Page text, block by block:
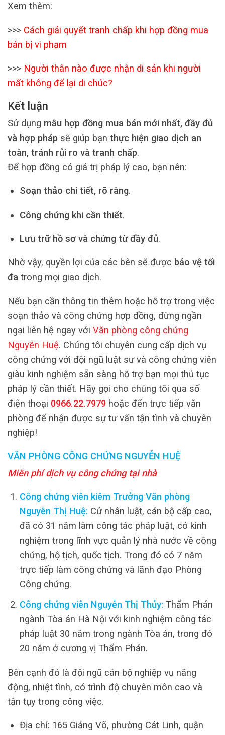
Xem thêm:
>>> Cách giải quyết tranh chấp khi hợp đồng mua
bán bị vi phạm
>>> Người thân nào được nhận di sản khi người
mất không để lại di chúc?
Kết luận
Sử dụng mẫu hợp đồng mua bán mới nhất, đầy đủ
và hợp pháp sẽ giúp bạn thực hiện giao dịch an
toàn, tránh rủi ro và tranh chấp.
Để hợp đồng có giá trị pháp lý cao, bạn nên:
Soạn thảo chi tiết, rõ ràng.
Công chứng khi cần thiết.
Lưu trữ hồ sơ và chứng từ đầy đủ.
Nhờ vậy, quyền lợi của các bên sẽ được bảo vệ tối
đa trong mọi giao dịch.
Nếu bạn cần thông tin thêm hoặc hỗ trợ trong việc
soạn thảo và công chứng hợp đồng, đừng ngần
ngại liên hệ ngay với Văn phòng công chứng
Nguyễn Huệ. Chúng tôi chuyên cung cấp dịch vụ
công chứng với đội ngũ luật sư và công chứng viên
giàu kinh nghiệm sẵn sàng hỗ trợ bạn mọi thủ tục
pháp lý cần thiết. Hãy gọi cho chúng tôi qua số
điện thoại 0966.22.7979 hoặc đến trực tiếp văn
phòng để nhận được sự tư vấn tận tình và chuyên
nghiệp!
VĂN PHÒNG CÔNG CHỨNG NGUYỄN HUỆ
Miễn phí dịch vụ công chứng tại nhà
Công chứng viên kiêm Trưởng Văn phòng
Nguyễn Thị Huệ: Cử nhân luật, cán bộ cấp cao,
đã có 31 năm làm công tác pháp luật, có kinh
nghiệm trong lĩnh vực quản lý nhà nước về công
chứng, hộ tịch, quốc tịch. Trong đó có 7 năm
trực tiếp làm công chứng và lãnh đạo Phòng
Công chứng.
Công chứng viên Nguyễn Thị Thủy: Thẩm Phán
ngành Tòa án Hà Nội với kinh nghiệm công tác
pháp luật 30 năm trong ngành Tòa án, trong đó
20 năm ở cương vị Thẩm Phán.
Bên cạnh đó là đội ngũ cán bộ nghiệp vụ năng
động, nhiệt tình, có trình độ chuyên môn cao và
tận tụy trong công việc.
Địa chỉ: 165 Giảng Võ, phường Cát Linh, quận